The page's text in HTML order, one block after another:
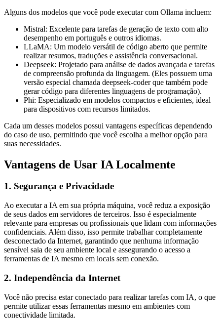
Alguns dos modelos que você pode executar com Ollama incluem:
Mistral: Excelente para tarefas de geração de texto com alto
desempenho em português e outros idiomas.
LLaMA: Um modelo versátil de código aberto que permite
realizar resumos, traduções e assistência conversacional.
Deepseek: Projetado para análise de dados avançada e tarefas
de compreensão profunda da linguagem. (Eles possuem uma
versão especial chamada deepseek-coder que também pode
gerar código para diferentes linguagens de programação).
Phi: Especializado em modelos compactos e eficientes, ideal
para dispositivos com recursos limitados.
Cada um desses modelos possui vantagens específicas dependendo
do caso de uso, permitindo que você escolha a melhor opção para
suas necessidades.
Vantagens de Usar IA Localmente
1. Segurança e Privacidade
Ao executar a IA em sua própria máquina, você reduz a exposição
de seus dados em servidores de terceiros. Isso é especialmente
relevante para empresas ou profissionais que lidam com informações
confidenciais. Além disso, isso permite trabalhar completamente
desconectado da Internet, garantindo que nenhuma informação
sensível saia de seu ambiente local e assegurando o acesso a
ferramentas de IA mesmo em locais sem conexão.
2. Independência da Internet
Você não precisa estar conectado para realizar tarefas com IA, o que
permite utilizar essas ferramentas mesmo em ambientes com
conectividade limitada.